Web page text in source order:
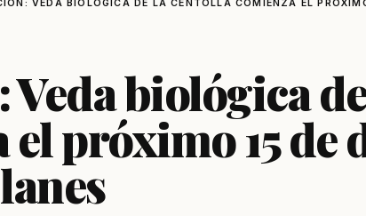
VEDA BIOLÓGICA DE LA CENTOLLA COMIENZA EL
biológica
el próximo 15 de